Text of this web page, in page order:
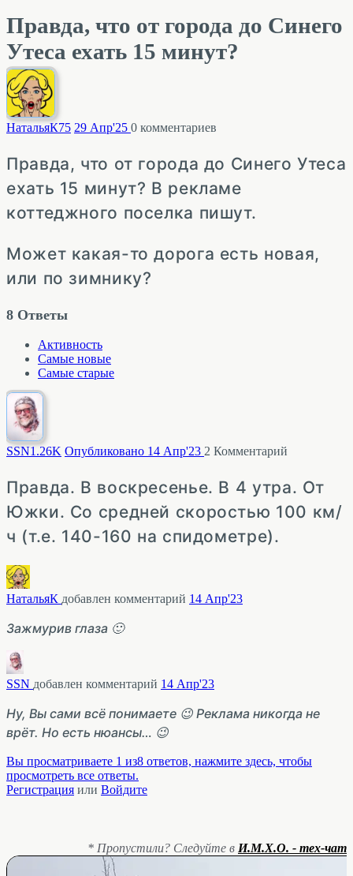
Правда, что от города до Синего
Утеса ехать 15 минут?
НатальяК75 29 Апр'25 0 комментариев
Правда, что от города до Синего Утеса
ехать 15 минут? В рекламе
коттеджного поселка пишут.
Может какая-то дорога есть новая,
или по зимнику?
8 Ответы
Активность
Самые новые
Самые старые
SSN1.26K Опубликовано 14 Апр'23 2 Комментарий
Правда. В воскресенье. В 4 утра. От
Южки. Со средней скоростью 100 км/
ч (т.е. 140-160 на спидометре).
НатальяК добавлен комментарий 14 Апр'23
Зажмурив глаза 🙂
SSN добавлен комментарий 14 Апр'23
Ну, Вы сами всё понимаете 😉 Реклама никогда не
врёт. Но есть нюансы… 😉
Вы просматриваете 1 из8 ответов, нажмите здесь, чтобы
просмотреть все ответы.
Регистрация или Войдите
* Пропустили? Следуйте в И.М.Х.О. - тех-чат